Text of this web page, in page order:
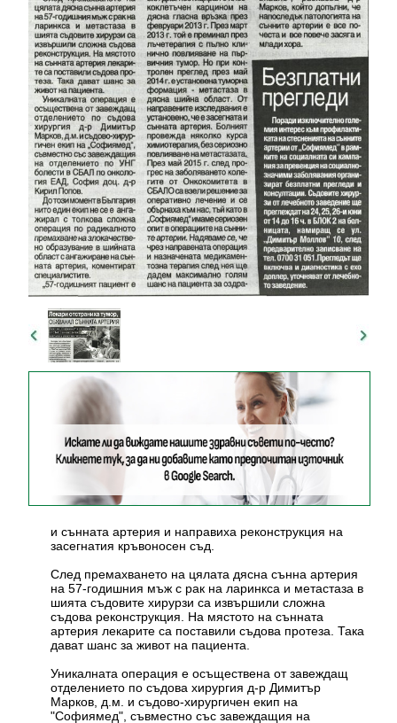
и сънната артерия и направиха реконструкция на
засегнатия кръвоносен съд.
След премахването на цялата дясна сънна артерия
на 57-годишния мъж с рак на ларинкса и метастаза в
шията съдовите хирурзи са извършили сложна
съдова реконструкция. На мястото на сънната
артерия лекарите са поставили съдова протеза. Така
дават шанс за живот на пациента.
Уникалната операция е осъществена от завеждащ
отделението по съдова хирургия д-р Димитър
Марков, д.м. и съдово-хирургичен екип на
"Софиямед", съвместно със завеждащия на